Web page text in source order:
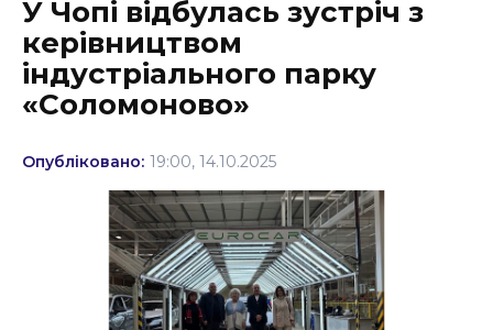
Культура
Освіта
Політика
Соціум
У Чопі відбулась зустріч з
керівництвом
індустріального парку
«Соломоново»
Опубліковано: 19:00, 14.10.2025